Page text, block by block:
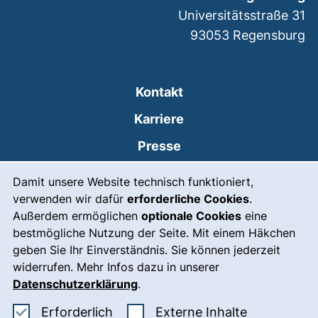
Damit unsere Website technisch funktioniert,
verwenden wir dafür erforderliche Cookies.
Außerdem ermöglichen optionale Cookies eine
bestmögliche Nutzung der Seite. Mit einem Häkchen
geben Sie Ihr Einverständnis. Sie können jederzeit
widerrufen. Mehr Infos dazu in unserer
Datenschutzerklärung.
Erforderlich Erforderliche Cookies akzeptieren
Externe Inhalte: Externe
Kontakt
Karriere
Presse
Leichte Sprache
Gebärdensprache
Notfall(externer Link, öffnet
Impressum
Barrierefreiheit
Universitätsstraße 31
93053 Regensburg